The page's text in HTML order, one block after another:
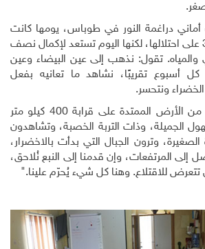
أماني دراغمة النور في طوباس، يومها كانت
الأغوار تستذكر مرور 34 على احتلالها، لكنها اليوم تستعد لإكمال نصف
تقول: نذهب إلى عين البيضاء وعين
كل أسبوع تقريبًا، نشاهد ما تعانيه بفعل
ونتحسر.
تخط رسالة إلى العالم من الأرض الممتدة على قرابة 400 كيلو متر
الجميلة، وذات التربة الخصبة، وتشاهدون
وترون الجبال التي بدأت بالاخضرار،
إلى المرتفعات، وإن قدمنا إلى النبع نُلاحق،
تتعرض للاقتلاع. وهنا كل شيء يُحرّم علينا."